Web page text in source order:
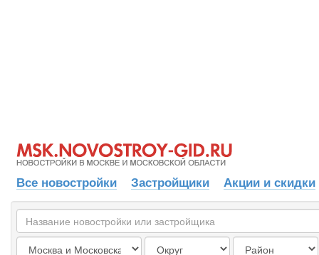
Все новостройки Застройщики Акции и скидки